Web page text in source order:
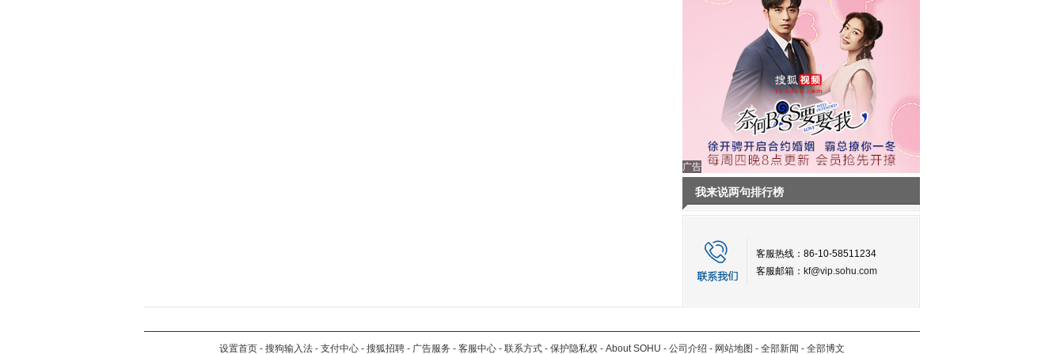
广告
我来说两句排行榜
客服热线：86-10-58511234
客服邮箱： kf@vip.sohu.com
设置首页 - 搜狗输入法 - 支付中心 - 搜狐招聘 - 广告服务 - 客服中心 - 联系方式 - 保护隐私权 - About SOHU - 公司介绍 - 网站地图 - 全部新闻 - 全部博文